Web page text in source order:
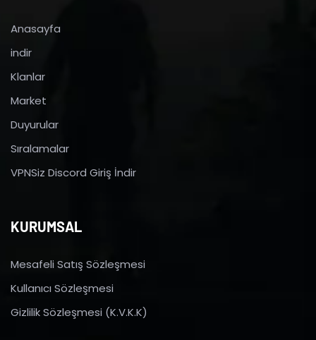
Anasayfa
indir
Klanlar
Market
Duyurular
Sıralamalar
VPNSiz Discord Giriş İndir
KURUMSAL
Mesafeli Satış Sözleşmesi
Kullanıcı Sözleşmesi
Gizlilik Sözleşmesi (K.V.K.K)